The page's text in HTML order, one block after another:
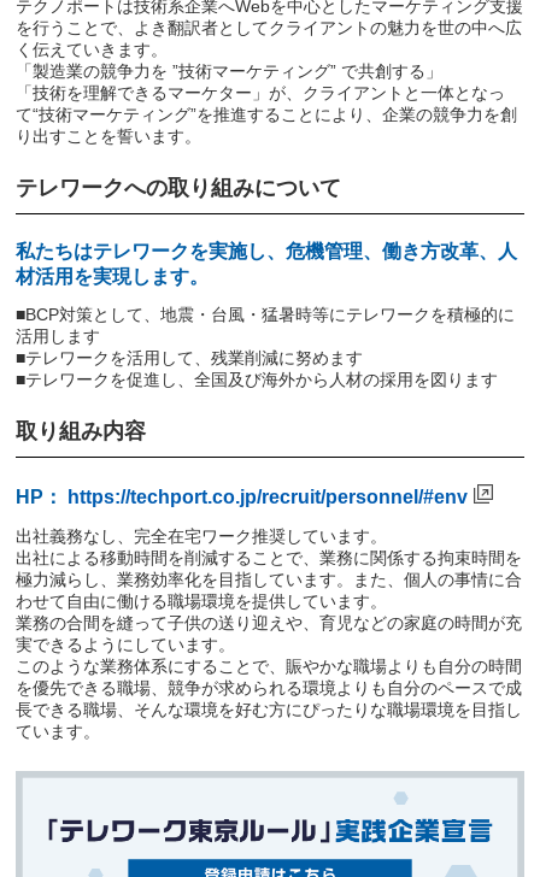
テクノポートは技術系企業へWebを中心としたマーケティング支援
を行うことで、よき翻訳者としてクライアントの魅力を世の中へ広
く伝えていきます。
「製造業の競争⼒を ”技術マーケティング” で共創する」
「技術を理解できるマーケター」が、クライアントと⼀体となっ
て“技術マーケティング”を推進することにより、企業の競争⼒を創
り出すことを誓います。
テレワークへの取り組みについて
私たちはテレワークを実施し、危機管理、働き方改革、人
材活用を実現します。
■BCP対策として、地震・台風・猛暑時等にテレワークを積極的に
活用します
■テレワークを活用して、残業削減に努めます
■テレワークを促進し、全国及び海外から人材の採用を図ります
取り組み内容
HP： https://techport.co.jp/recruit/personnel/#env
出社義務なし、完全在宅ワーク推奨しています。
出社による移動時間を削減することで、業務に関係する拘束時間を
極力減らし、業務効率化を目指しています。また、個人の事情に合
わせて自由に働ける職場環境を提供しています。
業務の合間を縫って子供の送り迎えや、育児などの家庭の時間が充
実できるようにしています。
このような業務体系にすることで、賑やかな職場よりも自分の時間
を優先できる職場、競争が求められる環境よりも自分のペースで成
長できる職場、そんな環境を好む方にぴったりな職場環境を目指し
ています。